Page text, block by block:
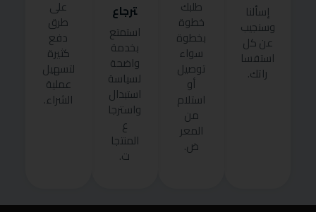
إسألنا
وسنجيب
عن كل
استفسا
راتك.
طلبك
خطوة
بخطوة
سواء
توصيل
أو
استلام
من
المعر
ض.
ترجاع
استمتع
بخدمة
واضحة
لسياسة
استبدال
واسترجا
ع
المنتجا
ت.
على
طرق
دفع
كثيرة
لتسهيل
عملية
الشراء.